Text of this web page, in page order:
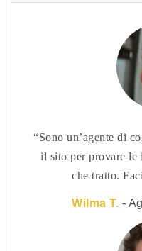
Sono un’agente di
il sito per provare le
che tratto.
Wilma T. -